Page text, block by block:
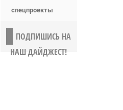
спецпроекты
ПОДПИШИСЬ НА
НАШ ДАЙДЖЕСТ!